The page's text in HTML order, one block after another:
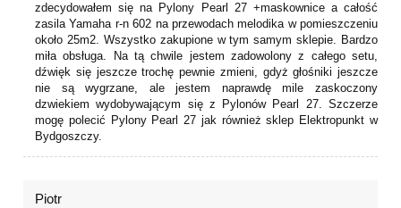
zdecydowałem się na Pylony Pearl 27 +maskownice a całość
zasila Yamaha r-n 602 na przewodach melodika w pomieszczeniu
około 25m2. Wszystko zakupione w tym samym sklepie. Bardzo
miła obsługa. Na tą chwile jestem zadowolony z całego setu,
dźwięk się jeszcze trochę pewnie zmieni, gdyż głośniki jeszcze
nie są wygrzane, ale jestem naprawdę mile zaskoczony
dzwiekiem wydobywającym się z Pylonów Pearl 27. Szczerze
mogę polecić Pylony Pearl 27 jak również sklep Elektropunkt w
Bydgoszczy.
Piotr